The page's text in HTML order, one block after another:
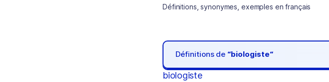
Définitions, synonymes, exemples en français
Définitions de “biologiste“
biologiste